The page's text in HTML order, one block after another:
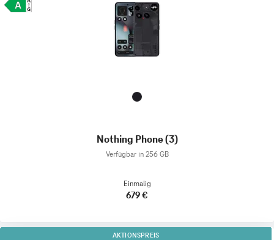
Nothing Phone (3)
Verfügbar in 256 GB
Einmalig
679 €
AKTIONSPREIS